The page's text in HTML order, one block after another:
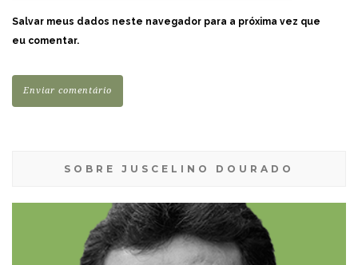
Salvar meus dados neste navegador para a próxima vez que
eu comentar.
SOBRE JUSCELINO DOURADO